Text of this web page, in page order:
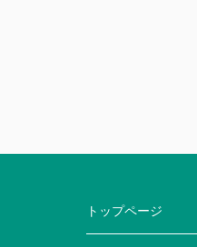
トップページ